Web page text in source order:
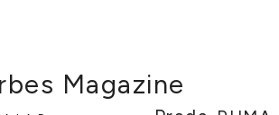
Magazine